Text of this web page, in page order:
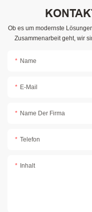
Ob es um modernste
Zusammenarbeit geht, wir
Name
E-Mail
Name Der Firma
Telefon
Inhalt